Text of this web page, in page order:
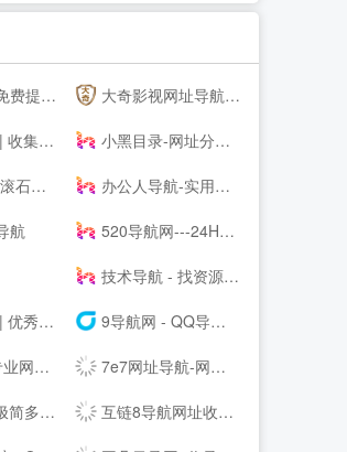
类目录导航大全 大奇影视网址导航-提供高清电影,热播电视剧,免费小说专业影视导航,自动秒收录！
西|爱达导航 小黑目录-网址分类目录网站大全
自动收录 办公人导航-实用的办公生活导航网站！
航 520导航网---24H自动收录
技术导航 - 找资源,上技术导航!
聚集地 9导航网 - QQ导航资源_SEO优化_原创IT站长9导航网
_淘站目录网 7e7网址导航-网站大全-免费网站收录
擎主页 互链8导航网址收录-互链8网址导航